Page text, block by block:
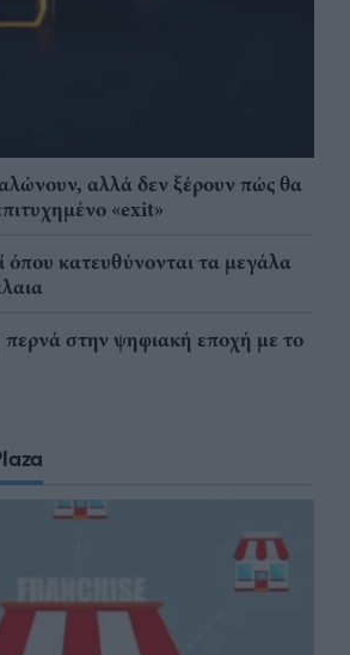
αλλά δεν ξέρουν πώς θα
«exit»
όπου κατευθύνονται τα μεγάλα
στην ψηφιακή εποχή με το